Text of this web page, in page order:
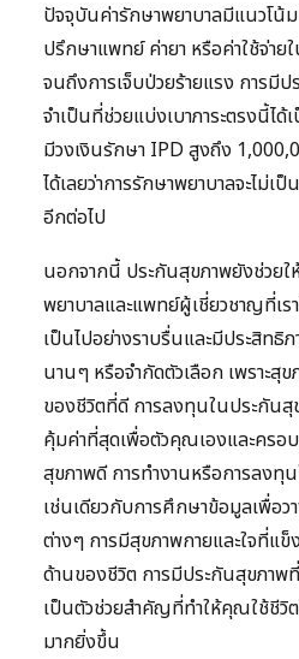
ปัจจุบันค่ารักษาพยาบาลมีแนวโน้
ปรึกษาแพทย์ ค่ายา หรือค่าใช้จ่า
จนถึงการเจ็บป่วยร้ายแรง การมี
จำเป็นที่ช่วยแบ่งเบาภาระตรงนี้ไ
มีวงเงินรักษา IPD สูงถึง
ได้เลยว่าการรักษาพยาบาลจะไม่เ
อีกต่อไป
นอกจากนี้ ประกันสุขภาพยังช่วยใ
พยาบาลและแพทย์ผู้เชี่ยวชาญที่เรา
เป็นไปอย่างราบรื่นและมีประสิทธิ
นานๆ หรือจำกัดตัวเลือก เพราะ
ของชีวิตที่ดี การลงทุนในประกัน
คุ้มค่าที่สุดเพื่อตัวคุณเองและครอบ
สุขภาพดี การทำงานหรือการลงทุ
เช่นเดียวกับการศึกษาข้อมูลเพื่อ
ต่างๆ การมีสุขภาพกายและใจที่แ
ด้านของชีวิต การมีประกันสุขภาพ
เป็นตัวช่วยสำคัญที่ทำให้คุณใช้ชีวิต
มากยิ่งขึ้น